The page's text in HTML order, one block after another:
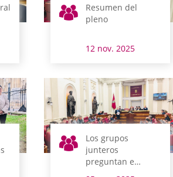
Resumen del
pleno
12 nov. 2025
Los grupos
junteros
preguntan e